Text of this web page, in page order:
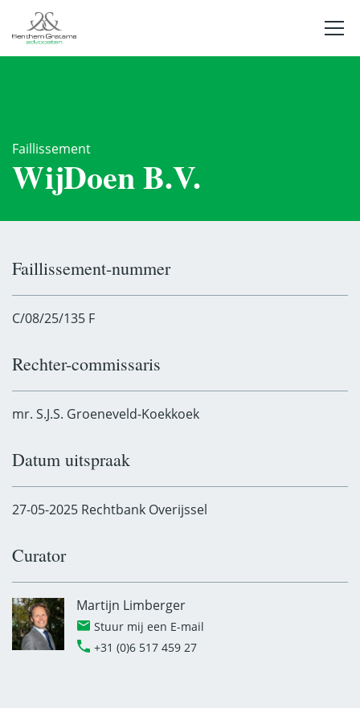
Faillissement
WijDoen B.V.
Faillissement-nummer
C/08/25/135 F
Rechter-commissaris
mr. S.J.S. Groeneveld-Koekkoek
Datum uitspraak
27-05-2025 Rechtbank Overijssel
Curator
Martijn Limberger
Stuur mij een E-mail
+31 (0)6 517 459 27